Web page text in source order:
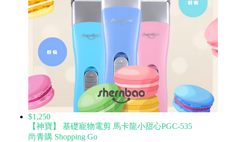
$1,250
【神寶】 基礎寵物電剪 馬卡龍小甜心PGC-535
尚青購 Shopping Go